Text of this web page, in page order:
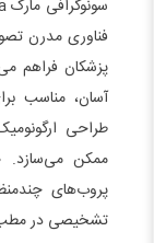
فناوری مدرن
پزشکان فراهم
آسان، مناسب
طراحی
پروب‌های
تشخیصی در